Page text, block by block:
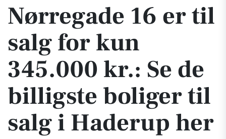
Nørregade 16 er til
salg for kun
345.000 kr.: Se de
billigste boliger til
salg i Haderup her